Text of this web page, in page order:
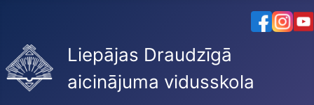
Liepājas Draudzīgā
aicinājuma vidusskola